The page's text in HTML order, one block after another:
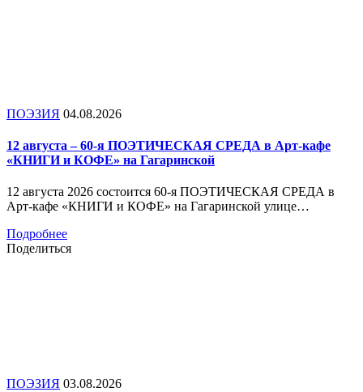
ПОЭЗИЯ 04.08.2026
12 августа – 60-я ПОЭТИЧЕСКАЯ СРЕДА в Арт-кафе
«КНИГИ и КОФЕ» на Гагаринской
12 августа 2026 состоится 60-я ПОЭТИЧЕСКАЯ СРЕДА в
Арт-кафе «КНИГИ и КОФЕ» на Гагаринской улице…
Подробнее
Поделиться
ПОЭЗИЯ 03.08.2026